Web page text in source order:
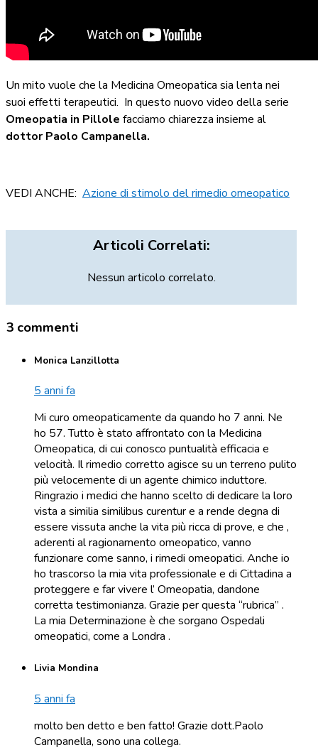
Un mito vuole che la Medicina Omeopatica sia lenta nei
suoi effetti terapeutici. In questo nuovo video della serie
Omeopatia in Pillole facciamo chiarezza insieme al
dottor Paolo Campanella.
VEDI ANCHE: Azione di stimolo del rimedio omeopatico
Articoli Correlati:
Nessun articolo correlato.
3 commenti
Monica Lanzillotta
5 anni fa
Mi curo omeopaticamente da quando ho 7 anni. Ne
ho 57. Tutto è stato affrontato con la Medicina
Omeopatica, di cui conosco puntualità efficacia e
velocità. Il rimedio corretto agisce su un terreno pulito
più velocemente di un agente chimico induttore.
Ringrazio i medici che hanno scelto di dedicare la loro
vista a similia similibus curentur e a rende degna di
essere vissuta anche la vita più ricca di prove, e che ,
aderenti al ragionamento omeopatico, vanno
funzionare come sanno, i rimedi omeopatici. Anche io
ho trascorso la mia vita professionale e di Cittadina a
proteggere e far vivere l’ Omeopatia, dandone
corretta testimonianza. Grazie per questa “rubrica” .
La mia Determinazione è che sorgano Ospedali
omeopatici, come a Londra .
Livia Mondina
5 anni fa
molto ben detto e ben fatto! Grazie dott.Paolo
Campanella, sono una collega.